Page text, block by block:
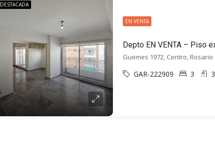
DESTACADA
EN VENTA
Guemes 1972, Centro, Rosario
GAR-222909 3 3